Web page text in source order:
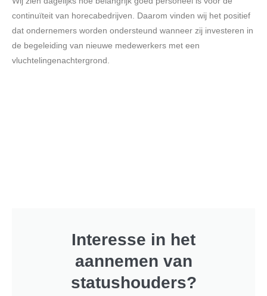
continuïteit van horecabedrijven. Daarom vinden wij het positief
dat ondernemers worden ondersteund wanneer zij investeren in
de begeleiding van nieuwe medewerkers met een
vluchtelingenachtergrond.
Interesse in het
aannemen van
statushouders?